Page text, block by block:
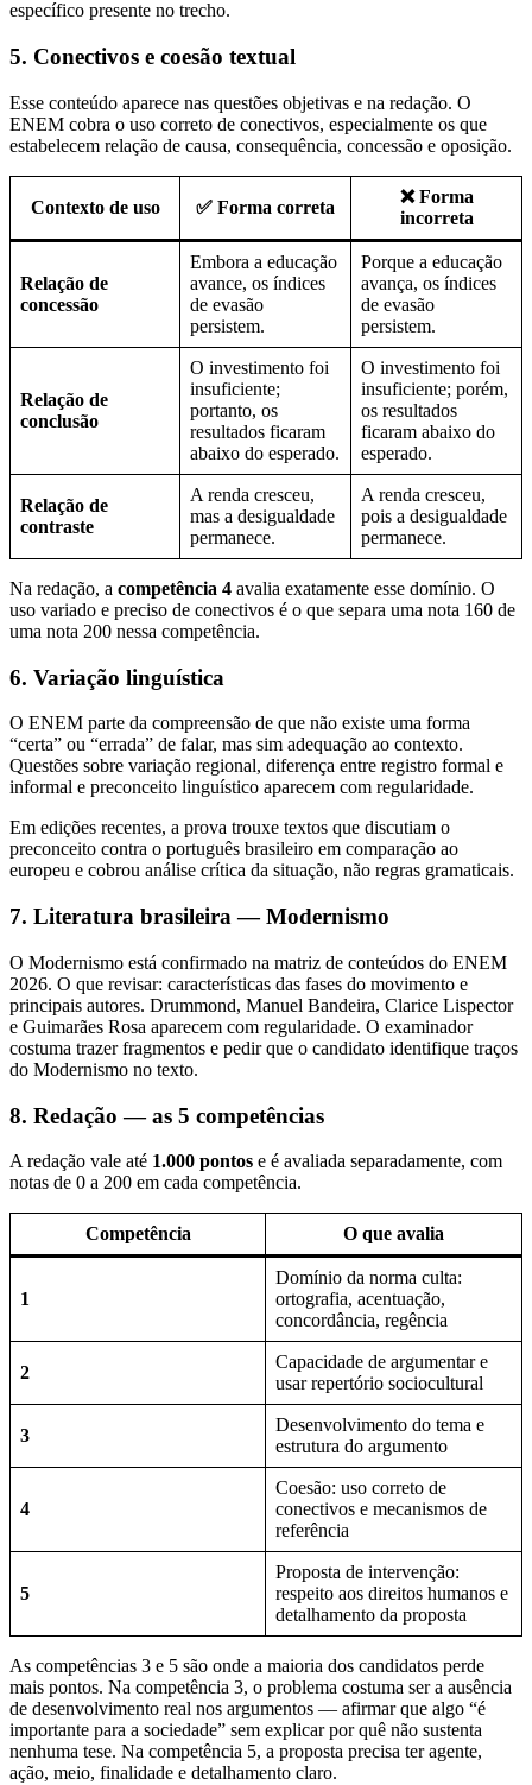
específico presente no trecho.
5. Conectivos e coesão textual
Esse conteúdo aparece nas questões objetivas e na redação. O
ENEM cobra o uso correto de conectivos, especialmente os que
estabelecem relação de causa, consequência, concessão e oposição.
Contexto de uso ✅ Forma correta
❌ Forma
incorreta
Relação de
concessão
Embora a educação
avance, os índices
de evasão
persistem.
Porque a educação
avança, os índices
de evasão
persistem.
Relação de
conclusão
O investimento foi
insuficiente;
portanto, os
resultados ficaram
abaixo do esperado.
O investimento foi
insuficiente; porém,
os resultados
ficaram abaixo do
esperado.
Relação de
contraste
A renda cresceu,
mas a desigualdade
permanece.
A renda cresceu,
pois a desigualdade
permanece.
Na redação, a competência 4 avalia exatamente esse domínio. O
uso variado e preciso de conectivos é o que separa uma nota 160 de
uma nota 200 nessa competência.
6. Variação linguística
O ENEM parte da compreensão de que não existe uma forma
“certa” ou “errada” de falar, mas sim adequação ao contexto.
Questões sobre variação regional, diferença entre registro formal e
informal e preconceito linguístico aparecem com regularidade.
Em edições recentes, a prova trouxe textos que discutiam o
preconceito contra o português brasileiro em comparação ao
europeu e cobrou análise crítica da situação, não regras gramaticais.
7. Literatura brasileira — Modernismo
O Modernismo está confirmado na matriz de conteúdos do ENEM
2026. O que revisar: características das fases do movimento e
principais autores. Drummond, Manuel Bandeira, Clarice Lispector
e Guimarães Rosa aparecem com regularidade. O examinador
costuma trazer fragmentos e pedir que o candidato identifique traços
do Modernismo no texto.
8. Redação — as 5 competências
A redação vale até 1.000 pontos e é avaliada separadamente, com
notas de 0 a 200 em cada competência.
Competência O que avalia
1
Domínio da norma culta:
ortografia, acentuação,
concordância, regência
2
Capacidade de argumentar e
usar repertório sociocultural
3
Desenvolvimento do tema e
estrutura do argumento
4
Coesão: uso correto de
conectivos e mecanismos de
referência
5
Proposta de intervenção:
respeito aos direitos humanos e
detalhamento da proposta
As competências 3 e 5 são onde a maioria dos candidatos perde
mais pontos. Na competência 3, o problema costuma ser a ausência
de desenvolvimento real nos argumentos — afirmar que algo “é
importante para a sociedade” sem explicar por quê não sustenta
nenhuma tese. Na competência 5, a proposta precisa ter agente,
ação, meio, finalidade e detalhamento claro.